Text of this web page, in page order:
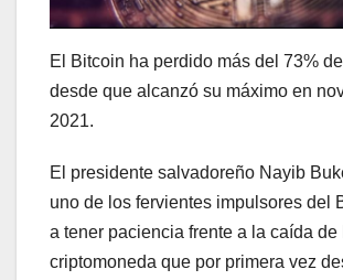
El Bitcoin ha perdido más del 73%
desde que alcanzó su máximo en
2021.
El presidente salvadoreño Nayib
uno de los fervientes impulsores del
a tener paciencia frente a la caída de
criptomoneda que por primera vez